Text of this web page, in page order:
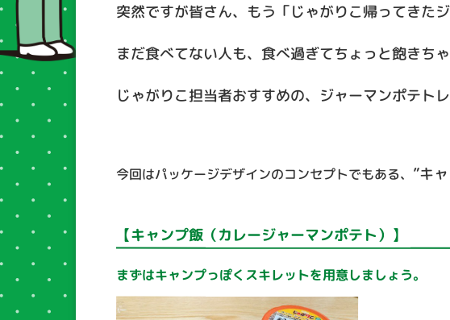
突然ですが皆さん、もう「じゃがりこ帰ってきた
まだ食べてない人も、食べ過ぎてちょっと飽きちゃ
じゃがりこ担当者おすすめの、ジャーマンポテト
今回はパッケージデザインのコンセプトでもある、 ”キ
【キャンプ飯（カレージャーマンポテト）】
まずはキャンプっぽくスキレットを用意しましょう。